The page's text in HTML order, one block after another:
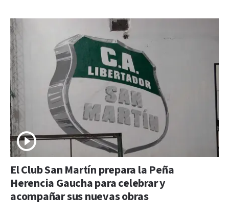
El Club San Martín prepara la Peña
Herencia Gaucha para celebrar y
acompañar sus nuevas obras